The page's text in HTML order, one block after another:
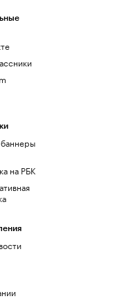
на РБК